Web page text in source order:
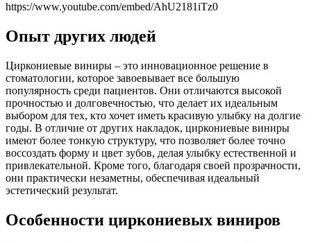
https://www.youtube.com/embed/AhU2181iTz0
Опыт других людей
Циркониевые виниры – это инновационное решение в
стоматологии, которое завоевывает все большую
популярность среди пациентов. Они отличаются высокой
прочностью и долговечностью, что делает их идеальным
выбором для тех, кто хочет иметь красивую улыбку на долгие
годы. В отличие от других накладок, циркониевые виниры
имеют более тонкую структуру, что позволяет более точно
воссоздать форму и цвет зубов, делая улыбку естественной и
привлекательной. Кроме того, благодаря своей прозрачности,
они практически незаметны, обеспечивая идеальный
эстетический результат.
Особенности циркониевых виниров